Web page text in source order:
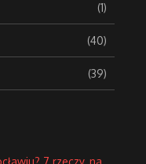
(1)
(40)
(39)